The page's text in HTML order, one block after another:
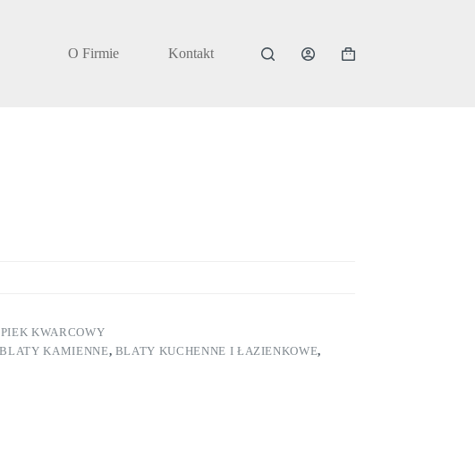
O Firmie Kontakt Koszyk
KWARCOWY
BLATY KAMIENNE, BLATY KUCHENNE I ŁAZIENKOWE,